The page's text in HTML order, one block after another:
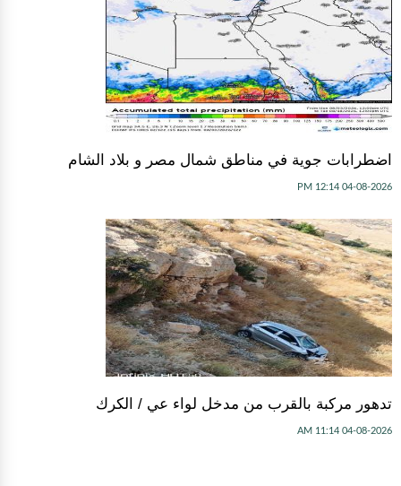
اضطرابات جوية في مناطق شمال مصر و بلاد الشام
04-08-2026 12:14 PM
تدهور مركبة بالقرب من مدخل لواء عي / الكرك
04-08-2026 11:14 AM